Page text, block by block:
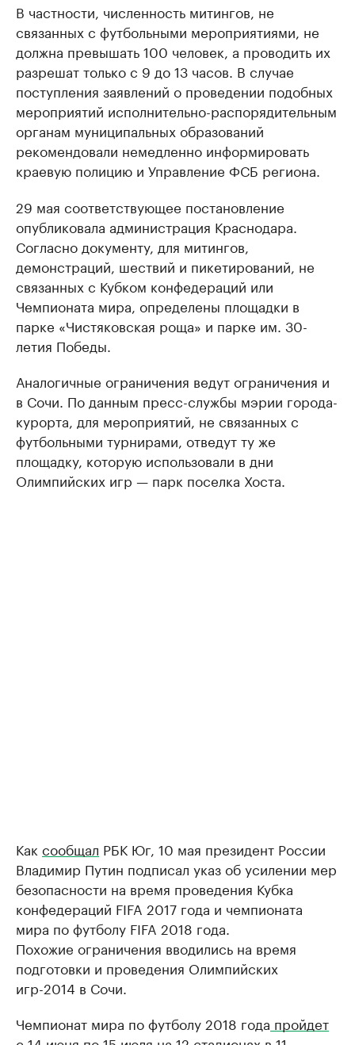
В частности, численность митингов, не
связанных с футбольными мероприятиями, не
должна превышать 100 человек, а проводить их
разрешат только с 9 до 13 часов. В случае
поступления заявлений о проведении подобных
мероприятий исполнительно-распорядительным
органам муниципальных образований
рекомендовали немедленно информировать
краевую полицию и Управление ФСБ региона.
29 мая соответствующее постановление
опубликовала администрация Краснодара.
Согласно документу, для митингов,
демонстраций, шествий и пикетирований, не
связанных с Кубком конфедераций или
Чемпионата мира, определены площадки в
парке «Чистяковская роща» и парке им. 30-
летия Победы.
Аналогичные ограничения ведут ограничения и
в Сочи. По данным пресс-службы мэрии города-
курорта, для мероприятий, не связанных с
футбольными турнирами, отведут ту же
площадку, которую использовали в дни
Олимпийских игр — парк поселка Хоста.
Как сообщал РБК Юг, 10 мая президент России
Владимир Путин подписал указ об усилении мер
безопасности на время проведения Кубка
конфедераций FIFA 2017 года и чемпионата
мира по футболу FIFA 2018 года.
Похожие ограничения вводились на время
подготовки и проведения Олимпийских
игр-2014 в Сочи.
Чемпионат мира по футболу 2018 года пройдет